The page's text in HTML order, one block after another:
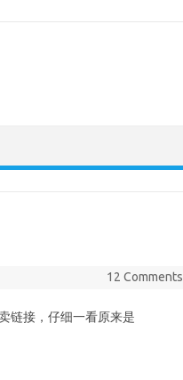
12 Comments
链接，仔细一看原来是